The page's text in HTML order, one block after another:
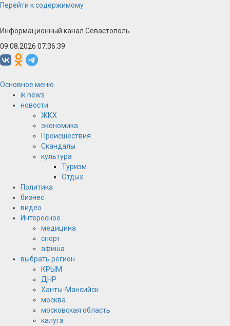
Перейти к содержимому
Информационный канал Севастополь
09.08.2026 07:36:39
Основное меню
ik.news
новости
ЖКХ
экономика
Происшествия
Скандалы
культура
Туризм
Отдых
Политика
бизнес
видео
Интересное
медицина
спорт
афиша
выбрать регион
КРЫМ
ДНР
Ханты-Мансийск
москва
московская область
калуга